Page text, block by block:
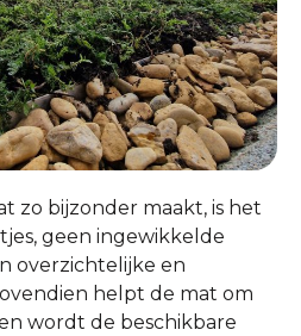
zo bijzonder maakt, is het
geen ingewikkelde
overzichtelijke en
helpt de mat om
wordt de beschikbare